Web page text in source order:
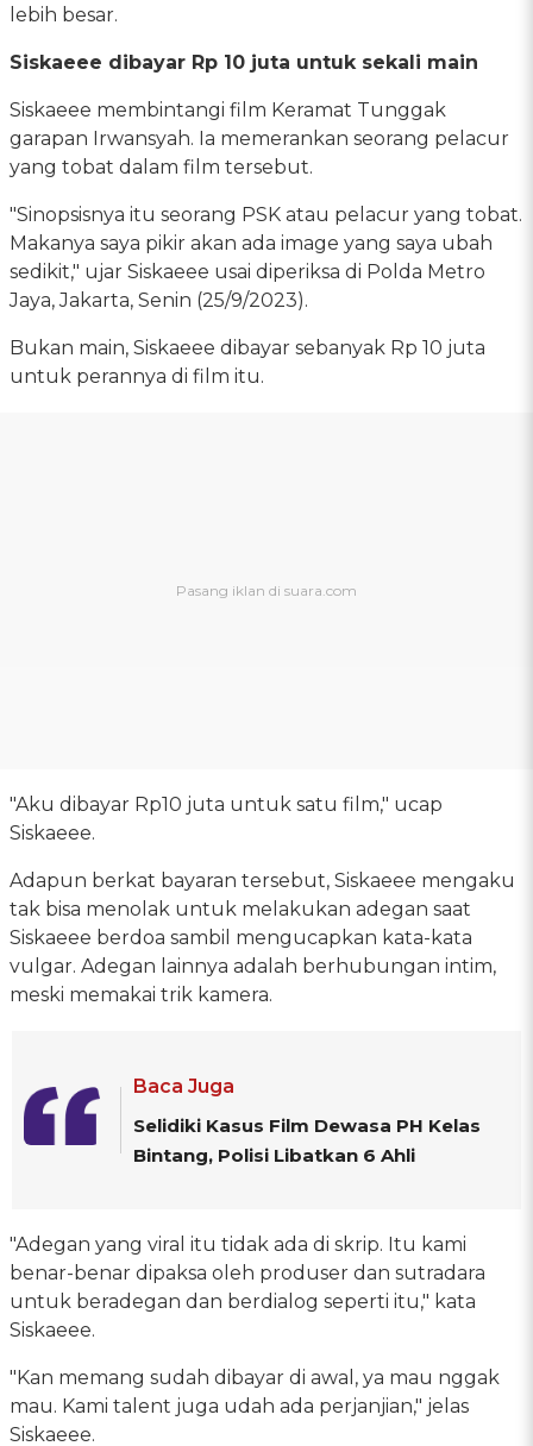
lebih besar.
Siskaeee dibayar Rp 10 juta untuk sekali main
Siskaeee membintangi film Keramat Tunggak
garapan Irwansyah. Ia memerankan seorang pelacur
yang tobat dalam film tersebut.
"Sinopsisnya itu seorang PSK atau pelacur yang tobat.
Makanya saya pikir akan ada image yang saya ubah
sedikit," ujar Siskaeee usai diperiksa di Polda Metro
Jaya, Jakarta, Senin (25/9/2023).
Bukan main, Siskaeee dibayar sebanyak Rp 10 juta
untuk perannya di film itu.
"Aku dibayar Rp10 juta untuk satu film," ucap
Siskaeee.
Adapun berkat bayaran tersebut, Siskaeee mengaku
tak bisa menolak untuk melakukan adegan saat
Siskaeee berdoa sambil mengucapkan kata-kata
vulgar. Adegan lainnya adalah berhubungan intim,
meski memakai trik kamera.
Baca Juga
Selidiki Kasus Film Dewasa PH Kelas
Bintang, Polisi Libatkan 6 Ahli
"Adegan yang viral itu tidak ada di skrip. Itu kami
benar-benar dipaksa oleh produser dan sutradara
untuk beradegan dan berdialog seperti itu," kata
Siskaeee.
"Kan memang sudah dibayar di awal, ya mau nggak
mau. Kami talent juga udah ada perjanjian," jelas
Siskaeee.